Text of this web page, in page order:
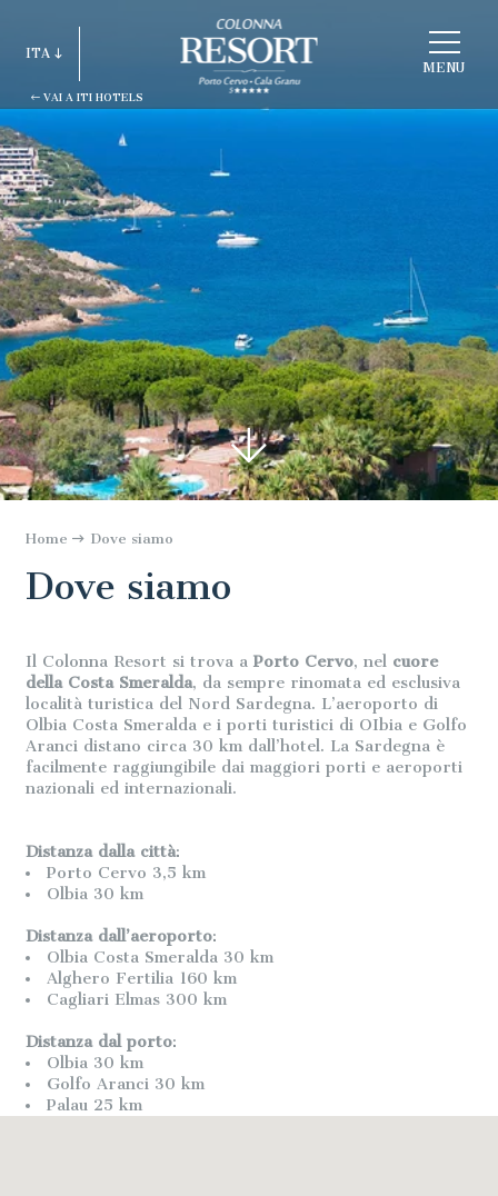
MENU
VAI A ITI HOTELS
ITA
ENG
FRA
DEU
ESP
RUS
Home Dove siamo
Dove siamo
Il Colonna Resort si trova a Porto Cervo, nel cuore
della Costa Smeralda, da sempre rinomata ed esclusiva
località turistica del Nord Sardegna. L’aeroporto di
Olbia Costa Smeralda e i porti turistici di OIbia e Golfo
Aranci distano circa 30 km dall’hotel. La Sardegna è
facilmente raggiungibile dai maggiori porti e aeroporti
nazionali ed internazionali.
Distanza dalla città:
Porto Cervo 3,5 km
Olbia 30 km
Distanza dall’aeroporto:
Olbia Costa Smeralda 30 km
Alghero Fertilia 160 km
Cagliari Elmas 300 km
Distanza dal porto:
Olbia 30 km
Golfo Aranci 30 km
Palau 25 km